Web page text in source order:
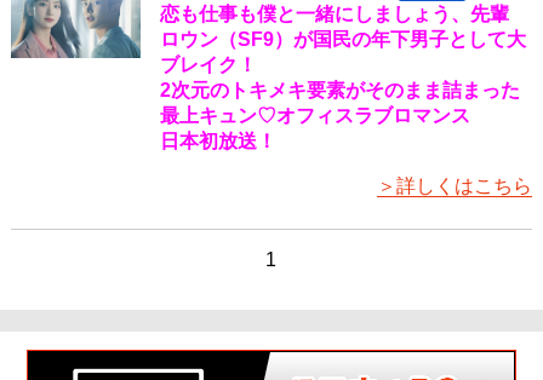
恋も仕事も僕と一緒にしましょう、先輩
ロウン（SF9）が国民の年下男子として大
ブレイク！
2次元のトキメキ要素がそのまま詰まった
最上キュン♡オフィスラブロマンス
日本初放送！
＞詳しくはこちら
1